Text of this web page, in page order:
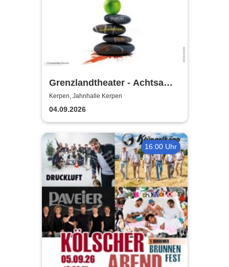
Grenzlandtheater - Achtsam
Morden durch bewusste
Ernährung
Kerpen, Jahnhalle Kerpen
04.09.2026
16:00 Uhr